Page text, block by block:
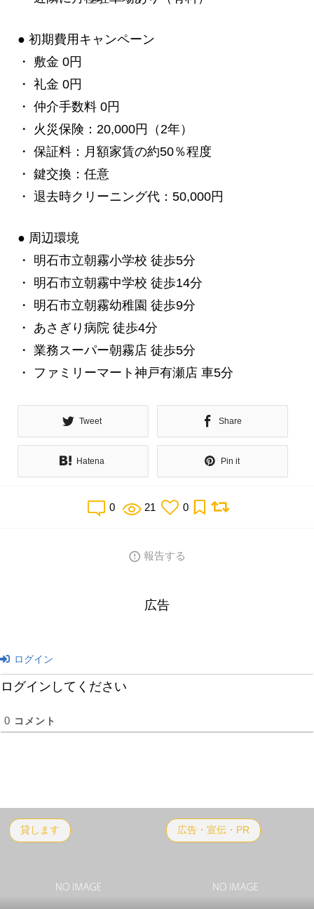
● 初期費用キャンペーン
・ 敷金 0円
・ 礼金 0円
・ 仲介手数料 0円
・ 火災保険：20,000円（2年）
・ 保証料：月額家賃の約50％程度
・ 鍵交換：任意
・ 退去時クリーニング代：50,000円
● 周辺環境
・ 明石市立朝霧小学校 徒歩5分
・ 明石市立朝霧中学校 徒歩14分
・ 明石市立朝霧幼稚園 徒歩9分
・ あさぎり病院 徒歩4分
・ 業務スーパー朝霧店 徒歩5分
・ ファミリーマート神戸有瀬店 車5分
Tweet Share
Hatena Pin it
0 21 0
報告する
広告
ログイン
ログインしてください
0 コメント
貸します 広告・宣伝・PR